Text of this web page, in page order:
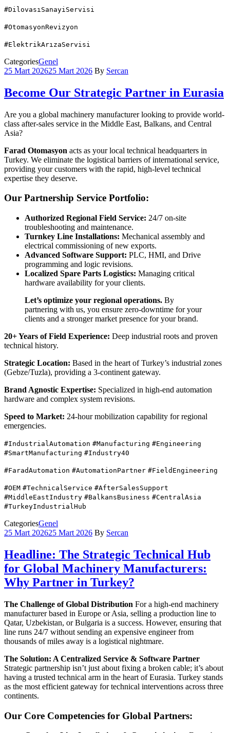
#DilovasıSanayiServisi
#OtomasyonRevizyon
#ElektrikArızaServisi
CategoriesGenel
25 Mart 202625 Mart 2026 By Sercan
Become Our Strategic Partner in Eurasia
Are you a global machinery manufacturer looking to provide world-
class after-sales service in the Middle East, Balkans, and Central
Asia?
Farad Otomasyon acts as your local technical headquarters in
Turkey. We eliminate the logistical barriers of international service,
providing your customers with the rapid, high-level technical
expertise they deserve.
Our Partnership Service Portfolio:
Authorized Regional Field Service: 24/7 on-site
troubleshooting and maintenance.
Turnkey Line Installations: Mechanical assembly and
electrical commissioning of new exports.
Advanced Software Support: PLC, HMI, and Drive
programming and logic revisions.
Localized Spare Parts Logistics: Managing critical
hardware availability for your clients.
Let’s optimize your regional operations. By
partnering with us, you ensure zero-downtime for your
clients and a stronger market presence for your brand.
20+ Years of Field Experience: Deep industrial roots and proven
technical history.
Strategic Location: Based in the heart of Turkey’s industrial zones
(Gebze/Tuzla), providing a 3-continent gateway.
Brand Agnostic Expertise: Specialized in high-end automation
hardware and complex system revisions.
Speed to Market: 24-hour mobilization capability for regional
emergencies.
#IndustrialAutomation #Manufacturing #Engineering
#SmartManufacturing #Industry40
#FaradAutomation #AutomationPartner #FieldEngineering
#OEM #TechnicalService #AfterSalesSupport
#MiddleEastIndustry #BalkansBusiness #CentralAsia
#TurkeyIndustrialHub
CategoriesGenel
25 Mart 202625 Mart 2026 By Sercan
Headline: The Strategic Technical Hub
for Global Machinery Manufacturers:
Why Partner in Turkey?
The Challenge of Global Distribution For a high-end machinery
manufacturer based in Europe or Asia, selling a production line to
Qatar, Uzbekistan, or Bulgaria is a success. However, ensuring that
line runs 24/7 without sending an expensive engineer from
thousands of miles away is a logistical nightmare.
The Solution: A Centralized Service & Software Partner
Strategic partnership isn’t just about fixing a broken cable; it’s about
having a trusted technical arm in the heart of Eurasia. Turkey stands
as the most efficient gateway for technical interventions across three
continents.
Our Core Competencies for Global Partners: